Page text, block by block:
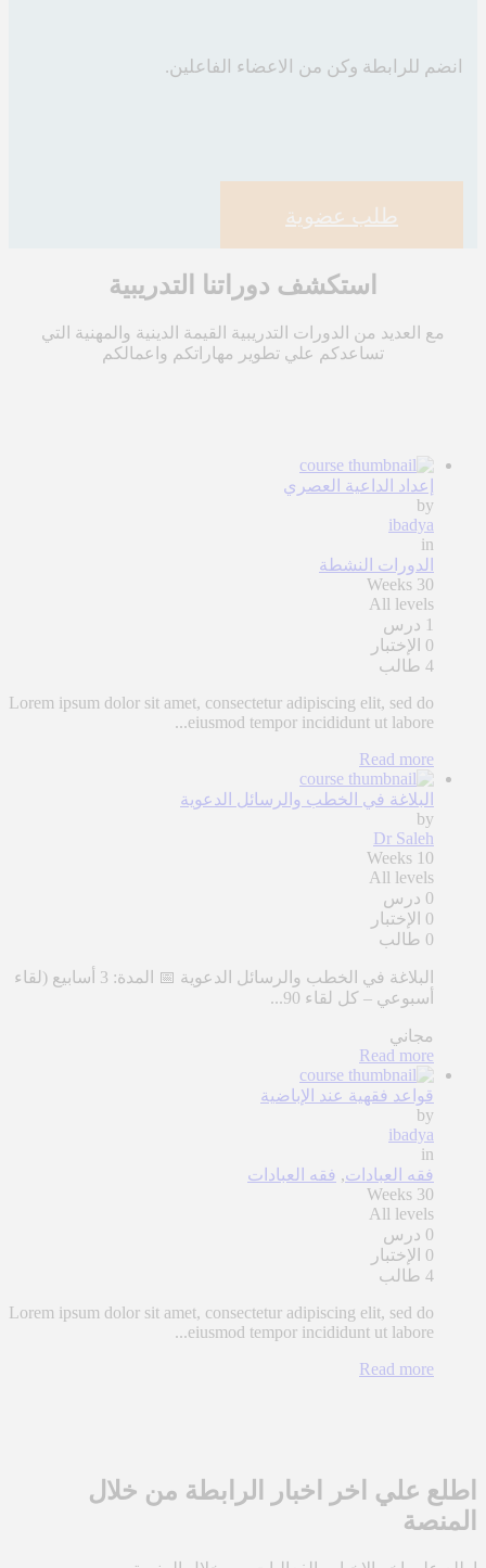
انضم للرابطة وكن من الاعضاء الفاعلين.
طلب عضوية
استكشف دوراتنا التدريبية
مع العديد من الدورات التدريبية القيمة الدينية والمهنية التي
تساعدكم علي تطوير مهاراتكم واعمالكم
إعداد الداعية العصري
by
ibadya
in
الدورات النشطة
30 Weeks
All levels
1 درس
0 الإختبار
4 طالب
Lorem ipsum dolor sit amet, consectetur adipiscing elit, sed do
eiusmod tempor incididunt ut labore...
Read more
البلاغة في الخطب والرسائل الدعوية
by
Dr Saleh
10 Weeks
All levels
0 درس
0 الإختبار
0 طالب
البلاغة في الخطب والرسائل الدعوية 📅 المدة: 3 أسابيع (لقاء
أسبوعي – كل لقاء 90...
مجاني
Read more
قواعد فقهية عند الإباضية
by
ibadya
in
فقه العبادات, فقه العبادات
30 Weeks
All levels
0 درس
0 الإختبار
4 طالب
Lorem ipsum dolor sit amet, consectetur adipiscing elit, sed do
eiusmod tempor incididunt ut labore...
Read more
اطلع علي اخر اخبار الرابطة من خلال
المنصة